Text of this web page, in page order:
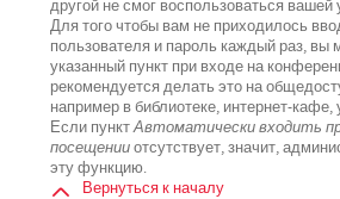
другой не смог воспользоваться вашей
Для того чтобы вам не приходилось
пользователя и пароль каждый раз, вы
указанный пункт при входе на
рекомендуется делать это на
например в библиотеке, интернет-кафе,
Если пунктАвтоматически входить
посещенииотсутствует, значит,
эту функцию.
Вернуться к началу